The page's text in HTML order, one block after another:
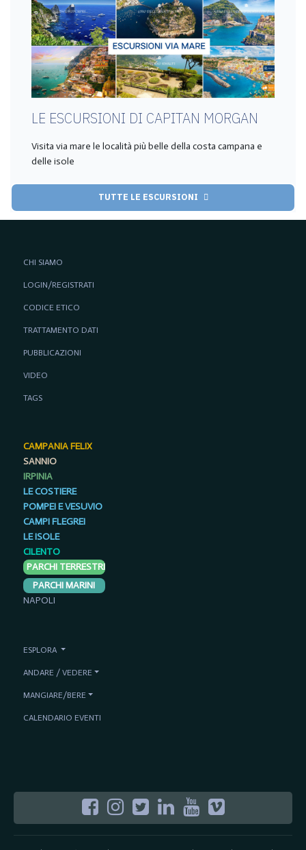
LE ESCURSIONI DI CAPITAN MORGAN
Visita via mare le località più belle della costa campana e
delle isole
TUTTE LE ESCURSIONI
CHI SIAMO
LOGIN/REGISTRATI
CODICE ETICO
TRATTAMENTO DATI
PUBBLICAZIONI
VIDEO
TAGS
CAMPANIA FELIX
SANNIO
IRPINIA
LE COSTIERE
POMPEI E VESUVIO
CAMPI FLEGREI
LE ISOLE
CILENTO
PARCHI TERRESTRI
PARCHI MARINI
NAPOLI
ESPLORA
ANDARE / VEDERE
MANGIARE/BERE
CALENDARIO EVENTI